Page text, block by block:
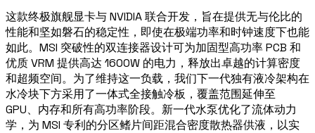
这款终极旗舰显卡与 NVIDIA 联合开发，旨在提供无与伦比的
性能和坚如磐石的稳定性，即使在极端功率和时钟速度下也能
如此。MSI 突破性的双连接器设计可为加固型高功率 PCB 和
优质 VRM 提供高达 1600W 的电力，释放出卓越的计算密度
和超频空间。为了维持这一负载，我们下一代独有液冷架构在
水冷块下方采用了一体式全接触冷板，覆盖范围延伸至
GPU、内存和所有高功率阶段。新一代水泵优化了流体动力
学，为 MSI 专利的分区鳍片间距混合密度散热器供液，以实